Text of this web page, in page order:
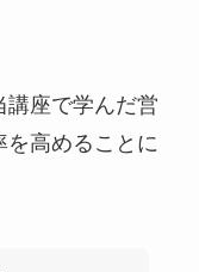
講座で学んだ営
を高めることに